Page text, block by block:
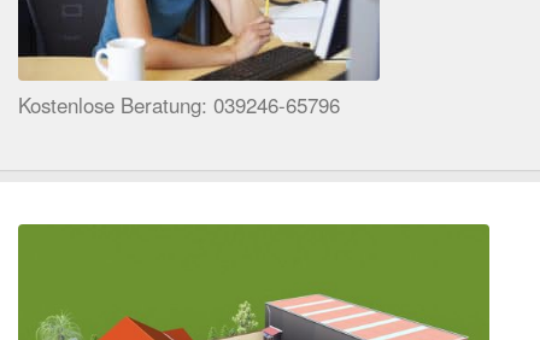
Kostenlose Beratung: 039246-65796